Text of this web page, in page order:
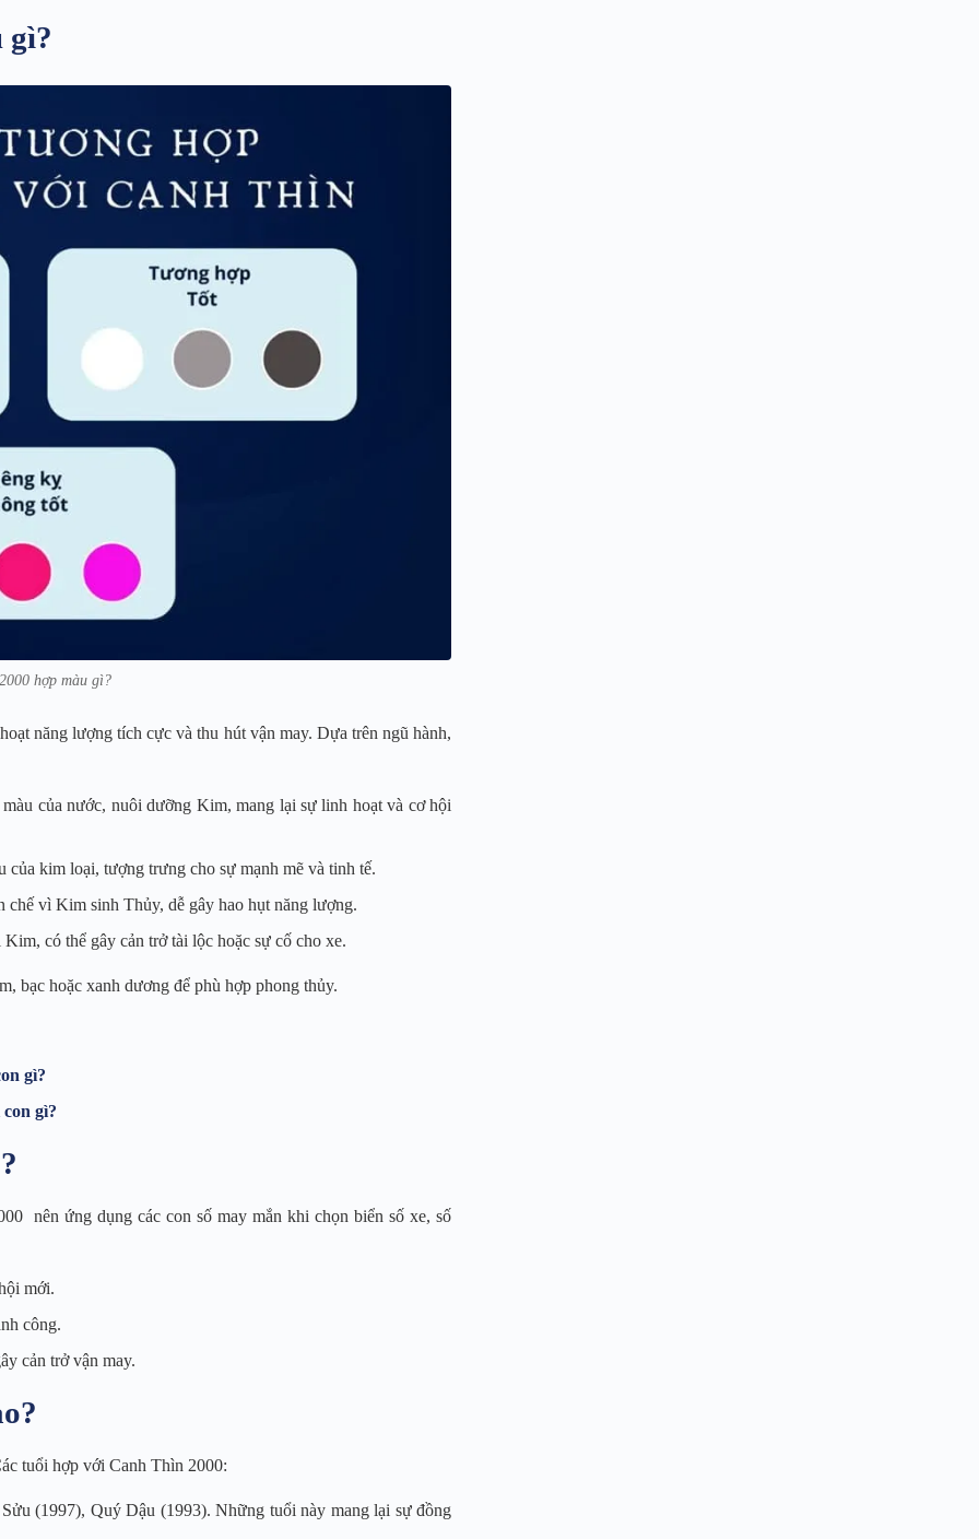
gì?
hợp màu gì?
năng lượng tích cực và thu hút vận may. Dựa trên ngũ hành,
của nước, nuôi dưỡng Kim, mang lại sự linh hoạt và cơ hội
của kim loại, tượng trưng cho sự mạnh mẽ và tinh tế.
chế vì Kim sinh Thủy, dễ gây hao hụt năng lượng.
có thể gây cản trở tài lộc hoặc sự cố cho xe.
bạc hoặc xanh dương để phù hợp phong thủy.
gì?
gì?
nên ứng dụng các con số may mắn khi chọn biển số xe, số
mới.
công.
cản trở vận may.
tuổi hợp với Canh Thìn 2000:
(1997), Quý Dậu (1993). Những tuổi này mang lại sự đồng